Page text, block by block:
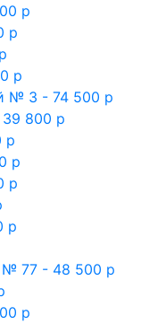
р
р
р
№ 3 - 74 500 р
800 р
р
р
р
р
№ 77 - 48 500 р
р